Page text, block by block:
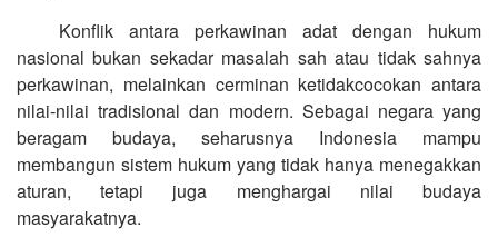
Konflik antara perkawinan adat dengan hukum
nasional bukan sekadar masalah sah atau tidak sahnya
perkawinan, melainkan cerminan ketidakcocokan antara
nilai-nilai tradisional dan modern. Sebagai negara yang
beragam budaya, seharusnya Indonesia mampu
membangun sistem hukum yang tidak hanya menegakkan
aturan, tetapi juga menghargai nilai budaya
masyarakatnya.